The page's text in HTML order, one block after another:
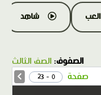
العب شاهد
الصفوف: الصف الثالث
صفحة 0 - 23